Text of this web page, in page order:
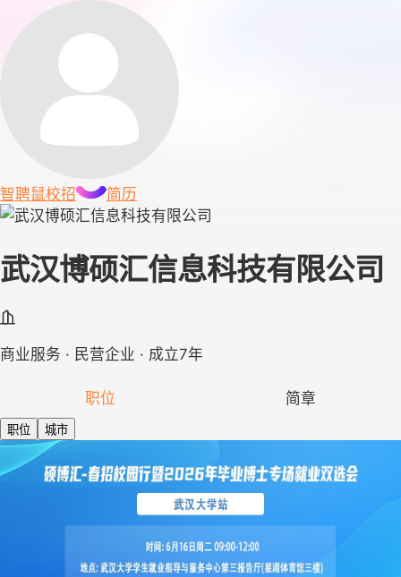
智聘鼠校招 简历
武汉博硕汇信息科技有限公司
商业服务 · 民营企业 · 成立7年
职位 简章
职位 城市